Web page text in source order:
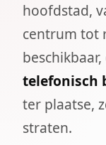
hoofdstad,
centrum tot
telefonisch
ter plaatse,
straten.